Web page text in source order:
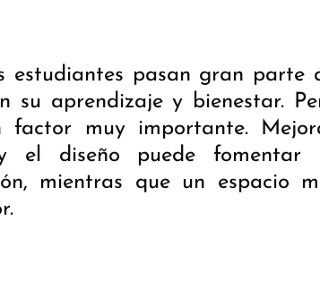
estudiantes pasan gran parte
su aprendizaje y bienestar.
muy importante.
el diseño puede fomentar
mientras que un espacio